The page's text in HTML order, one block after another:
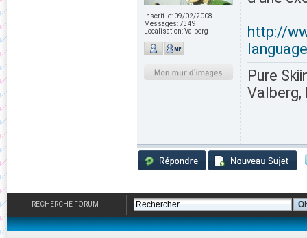
Inscrit le: 09/02/2008
Messages:7349
Localisation:Valberg
http://
Pure
Valberg,
RECHERCHE FORUM